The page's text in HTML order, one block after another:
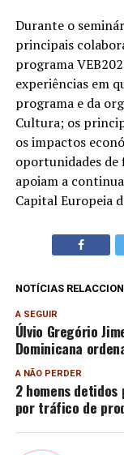
Durante o
principais
programa
experiências em
programa e da
Cultura; os
os impactos
oportunidades de
apoiam a
Capital Europeia
NOTÍCIAS
A SEGUIR
Úlvio Gregório
Dominicana
A NÃO PERDER
2 homens
por tráfico de